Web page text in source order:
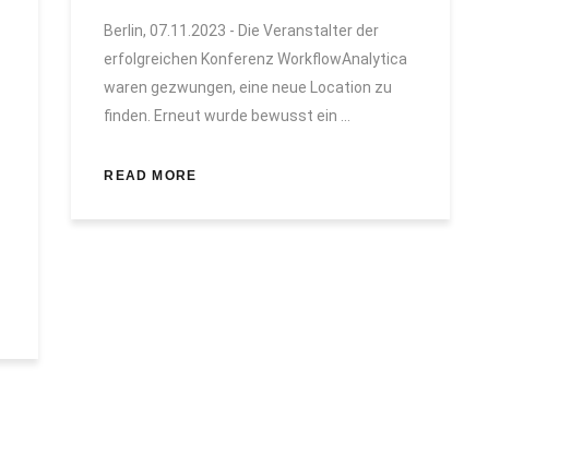
Berlin, 07.11.2023 - Die Veranstalter der
erfolgreichen Konferenz WorkflowAnalytica
waren gezwungen, eine neue Location zu
finden. Erneut wurde bewusst ein
READ MORE